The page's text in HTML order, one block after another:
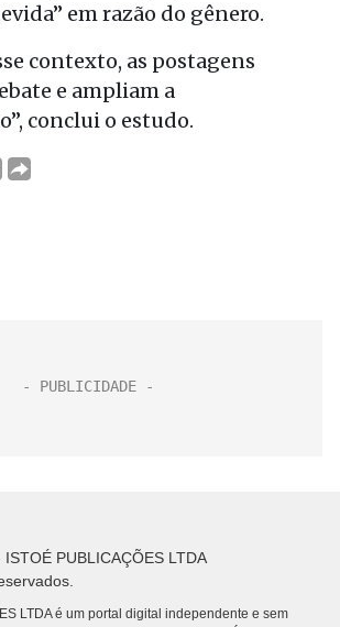
em razão do gênero.
contexto, as postagens
e ampliam a
conclui o estudo.
PUBLICAÇÕES LTDA
LTDA é um portal digital independente e sem